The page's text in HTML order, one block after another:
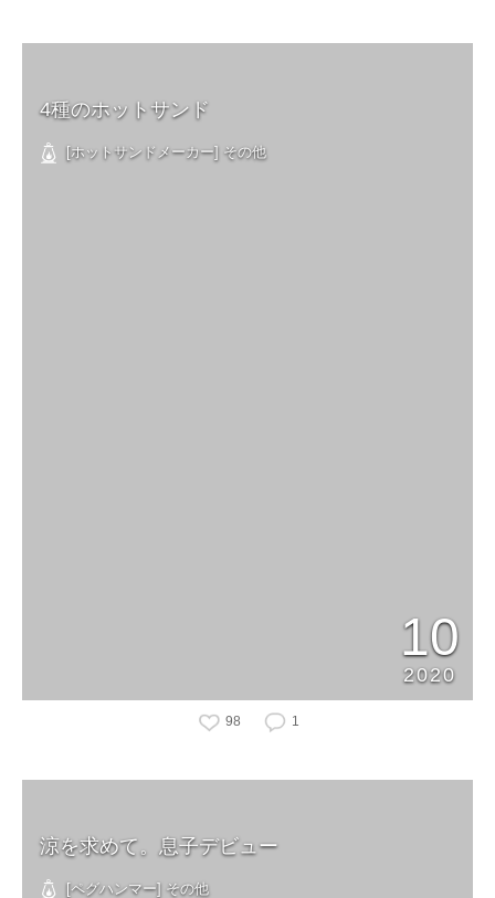
4種のホットサンド
[ホットサンドメーカー] その他
10
2020
98 1
涼を求めて。息子デビュー
[ペグハンマー] その他